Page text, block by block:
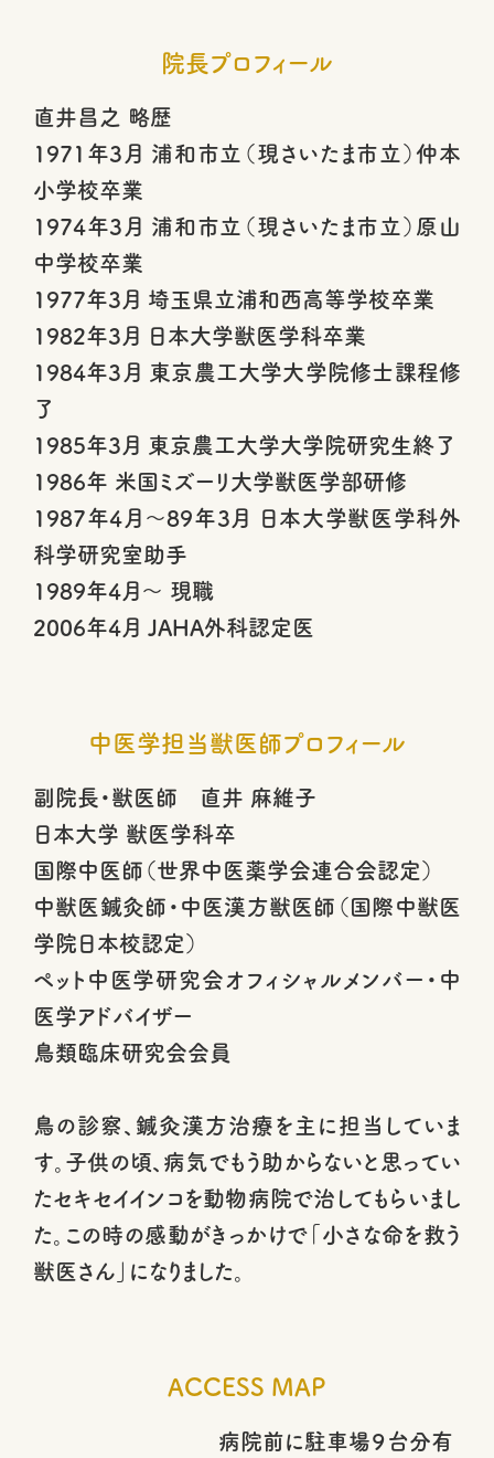
院長プロフィール
直井昌之 略歴
1971年3月 浦和市立（現さいたま市立）仲本
小学校卒業
1974年3月 浦和市立（現さいたま市立）原山
中学校卒業
1977年3月 埼玉県立浦和西高等学校卒業
1982年3月 日本大学獣医学科卒業
1984年3月 東京農工大学大学院修士課程修
了
1985年3月 東京農工大学大学院研究生終了
1986年 米国ミズーリ大学獣医学部研修
1987年4月～89年3月 日本大学獣医学科外
科学研究室助手
1989年4月～ 現職
2006年4月 JAHA外科認定医
中医学担当獣医師プロフィール
副院長・獣医師 直井 麻維子
日本大学 獣医学科卒
国際中医師（世界中医薬学会連合会認定）
中獣医鍼灸師・中医漢方獣医師（国際中獣医
学院日本校認定）
ペット中医学研究会オフィシャルメンバー・中
医学アドバイザー
鳥類臨床研究会会員
鳥の診察、鍼灸漢方治療を主に担当していま
す。子供の頃、病気でもう助からないと思ってい
たセキセイインコを動物病院で治してもらいまし
た。この時の感動がきっかけで「小さな命を救う
獣医さん」になりました。
ACCESS MAP
病院前に駐車場９台分有